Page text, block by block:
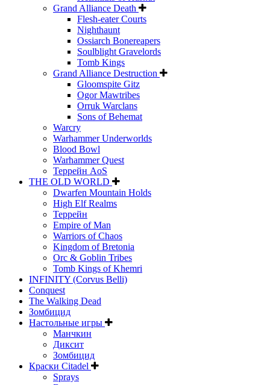
Grand Alliance Death
Flesh-eater Courts
Nighthaunt
Ossiarch Bonereapers
Soulblight Gravelords
Tomb Kings
Grand Alliance Destruction
Gloomspite Gitz
Ogor Mawtribes
Orruk Warclans
Sons of Behemat
Warcry
Warhammer Underworlds
Blood Bowl
Warhammer Quest
Террейн AoS
THE OLD WORLD
Dwarfen Mountain Holds
High Elf Realms
Террейн
Empire of Man
Warriors of Chaos
Kingdom of Bretonia
Orc & Goblin Tribes
Tomb Kings of Khemri
INFINITY (Corvus Belli)
Conquest
The Walking Dead
Зомбицид
Настольные игры
Манчкин
Диксит
Зомбицид
Краски Citadel
Sprays